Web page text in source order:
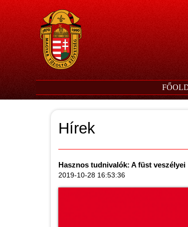
Hírek
Hasznos tudnivalók: A füst veszélyei
2019-10-28 16:53:36